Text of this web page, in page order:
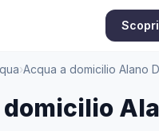
›Acqua a domicilio Alano